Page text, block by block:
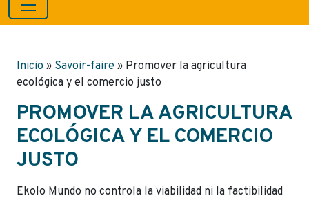
Inicio » Savoir-faire » Promover la agricultura
ecológica y el comercio justo
PROMOVER LA AGRICULTURA
ECOLÓGICA Y EL COMERCIO
JUSTO
Ekolo Mundo no controla la viabilidad ni la factibilidad